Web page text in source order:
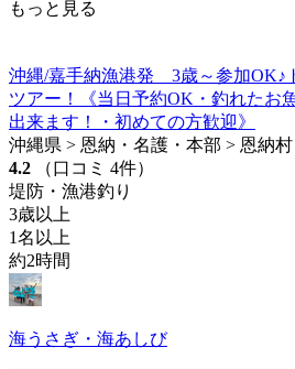
もっと見る
沖縄/嘉手納漁港発 3歳～参加OK♪
ツアー！《当日予約OK・釣れたお
出来ます！・初めての方歓迎》
沖縄県 > 恩納・名護・本部 > 恩納村
4.2
（口コミ 4件）
堤防・漁港釣り
3歳以上
1名以上
約2時間
海うさぎ・海あしび